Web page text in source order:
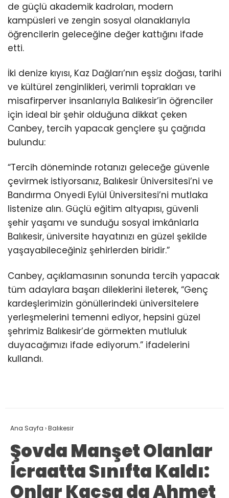
de güçlü akademik kadroları, modern
kampüsleri ve zengin sosyal olanaklarıyla
öğrencilerin geleceğine değer kattığını ifade
etti.
İki denize kıyısı, Kaz Dağları’nın eşsiz doğası, tarihi
ve kültürel zenginlikleri, verimli toprakları ve
misafirperver insanlarıyla Balıkesir’in öğrenciler
için ideal bir şehir olduğuna dikkat çeken
Canbey, tercih yapacak gençlere şu çağrıda
bulundu:
“Tercih döneminde rotanızı geleceğe güvenle
çevirmek istiyorsanız, Balıkesir Üniversitesi’ni ve
Bandırma Onyedi Eylül Üniversitesi’ni mutlaka
listenize alın. Güçlü eğitim altyapısı, güvenli
şehir yaşamı ve sunduğu sosyal imkânlarla
Balıkesir, üniversite hayatınızı en güzel şekilde
yaşayabileceğiniz şehirlerden biridir.”
Canbey, açıklamasının sonunda tercih yapacak
tüm adaylara başarı dileklerini ileterek, “Genç
kardeşlerimizin gönüllerindeki üniversitelere
yerleşmelerini temenni ediyor, hepsini güzel
şehrimiz Balıkesir’de görmekten mutluluk
duyacağımızı ifade ediyorum.” ifadelerini
kullandı.
Ana Sayfa ›Balıkesir
Şovda Manşet Olanlar
İcraatta Sınıfta Kaldı:
Onlar Kaçsa da Ahmet